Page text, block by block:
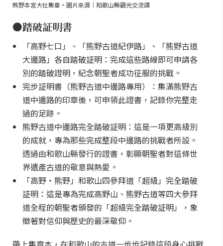
熊野本宮大社集章。圖片來源｜和歌山縣觀光交流課
●踏破証明書
「高野七口」、「熊野古道紀伊路」、「熊野古道
大邊路」各自踏破証明：完成這些路線即可申請各
別的踏破證明，紀念朝聖者成功征服的挑戰。
完步証明書（熊野古道中邊路專用）：集滿熊野古
道中邊路的印章後，可申領此證書，記錄你完整走
過的足跡。
熊野古道中邊路完全踏破証明：這是一項更高級別
的成就，專為那些完成整段中邊路的挑戰者所設。
透過由和歌山縣發行的證書，彰顯朝聖者對這條世
界遺產古道的敬意與熱愛。
「高野・熊野」和歌山四參拜道「超級」完全踏破
証明：這是專為完成高野山、熊野古道等四大參拜
道全程的朝聖者頒發的「超級完全踏破証明」，象
徵著對信仰與歷史的最深敬仰。